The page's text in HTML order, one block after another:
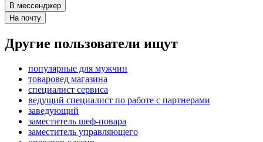
В мессенджер
На почту
Другие пользователи ищут
популярные для мужчин
товаровед магазина
специалист сервиса
ведущий специалист по работе с партнерами
заведующий
заместитель шеф-повара
заместитель управляющего